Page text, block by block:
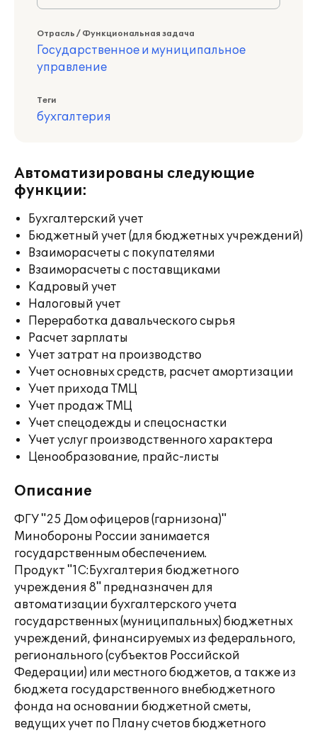
Отрасль / Функциональная задача
Государственное и муниципальное
управление
Теги
бухгалтерия
Автоматизированы следующие
функции:
Бухгалтерский учет
Бюджетный учет (для бюджетных учреждений)
Взаиморасчеты с покупателями
Взаиморасчеты с поставщиками
Кадровый учет
Налоговый учет
Переработка давальческого сырья
Расчет зарплаты
Учет затрат на производство
Учет основных средств, расчет амортизации
Учет прихода ТМЦ
Учет продаж ТМЦ
Учет спецодежды и спецоснастки
Учет услуг производственного характера
Ценообразование, прайс-листы
Описание
ФГУ "25 Дом офицеров (гарнизона)"
Минобороны России занимается
государственным обеспечением.
Продукт "1С:Бухгалтерия бюджетного
учреждения 8" предназначен для
автоматизации бухгалтерского учета
государственных (муниципальных) бюджетных
учреждений, финансируемых из федерального,
регионального (субъектов Российской
Федерации) или местного бюджетов, а также из
бюджета государственного внебюджетного
фонда на основании бюджетной сметы,
ведущих учет по Плану счетов бюджетного